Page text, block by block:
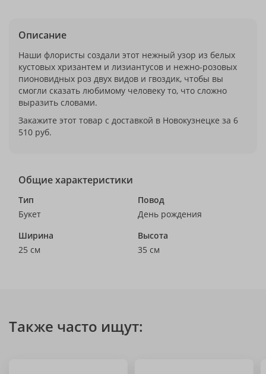
Описание
Наши флористы создали этот нежный узор из белых
кустовых хризантем и лизиантусов и нежно-розовых
пионовидных роз двух видов и гвоздик, чтобы вы
смогли сказать любимому человеку то, что сложно
выразить словами.
Закажите этот товар с доставкой в Новокузнецке за 6
510 руб.
Общие характеристики
Тип
Букет
Повод
День рождения
Ширина
25 см
Высота
35 см
Также часто ищут: